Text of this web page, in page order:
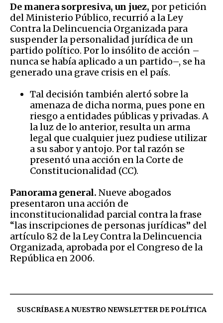
De manera sorpresiva, un juez, por petición
del Ministerio Público, recurrió a la Ley
Contra la Delincuencia Organizada para
suspender la personalidad jurídica de un
partido político. Por lo insólito de acción –
nunca se había aplicado a un partido–, se ha
generado una grave crisis en el país.
Tal decisión también alertó sobre la
amenaza de dicha norma, pues pone en
riesgo a entidades públicas y privadas. A
la luz de lo anterior, resulta un arma
legal que cualquier juez pudiese utilizar
a su sabor y antojo. Por tal razón se
presentó una acción en la Corte de
Constitucionalidad (CC).
Panorama general. Nueve abogados
presentaron una acción de
inconstitucionalidad parcial contra la frase
“las inscripciones de personas jurídicas” del
artículo 82 de la Ley Contra la Delincuencia
Organizada, aprobada por el Congreso de la
República en 2006.
SUSCRÍBASE A NUESTRO NEWSLETTER DEPOLÍTICA